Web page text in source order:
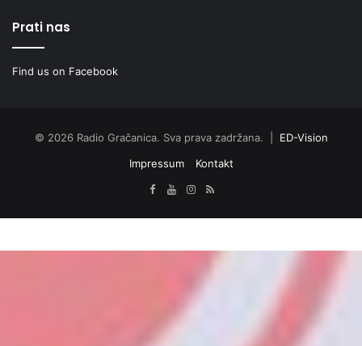
Prati nas
Find us on Facebook
© 2026 Radio Gračanica. Sva prava zadržana. | ED-Vision
Impressum
Kontakt